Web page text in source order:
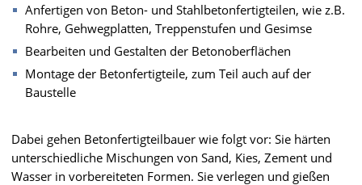
Anfertigen von Beton- und Stahlbetonfertigteilen, wie z.B.
Rohre, Gehwegplatten, Treppenstufen und Gesimse
Bearbeiten und Gestalten der Betonoberflächen
Montage der Betonfertigteile, zum Teil auch auf der
Baustelle
Dabei gehen Betonfertigteilbauer wie folgt vor: Sie härten
unterschiedliche Mischungen von Sand, Kies, Zement und
Wasser in vorbereiteten Formen. Sie verlegen und gießen